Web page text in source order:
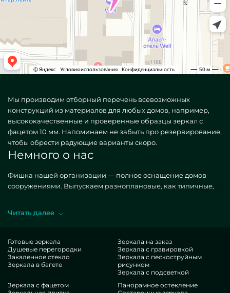
Мы производим отборный перечень всевозможных
конструкций из материалов для любых домов, например,
высококачественные и проверенные образцы зеркал с
фацетом 10 мм. Напоминаем не забыть про резервирование,
чтобы обрести радующие варианты скоро.
Немного о нас
Фишка нашей организации — полное оснащение домов
сооружениями. Выпускаем разноплановые, как типичные,
фабрикаты в производстве MILONYA, вы точно сознаете, что
схожим итерациям. Если вы рассчитываете улучшить свои
здания, подбавить им эстетики, персонализации,
обязательно расцените наши конструкции, от зеркал с
фацетом 10 мм и до отличных принадлежностей.
Достоинства нашей студии
Читать далее
Готовые зеркала
Душевые перегородки
Закаленное стекло
Зеркала в багете
Зеркала на заказ
Зеркала с гравировкой
Зеркала с пескоструйным
рисунком
Зеркала с подсветкой
Зеркала с фацетом
Панорамное остекление